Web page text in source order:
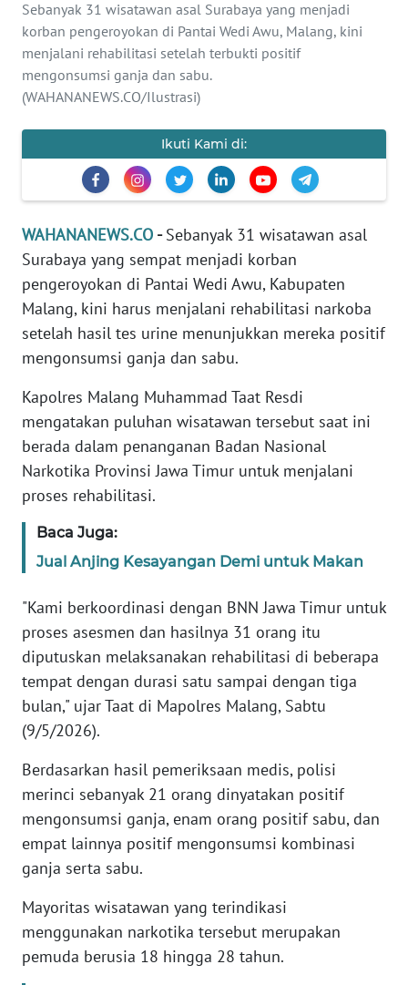
Sebanyak 31 wisatawan asal Surabaya yang menjadi
korban pengeroyokan di Pantai Wedi Awu, Malang, kini
menjalani rehabilitasi setelah terbukti positif
mengonsumsi ganja dan sabu.
(WAHANANEWS.CO/Ilustrasi)
Ikuti Kami di:
WAHANANEWS.CO -Sebanyak 31 wisatawan asal
Surabaya yang sempat menjadi korban
pengeroyokan di Pantai Wedi Awu, Kabupaten
Malang, kini harus menjalani rehabilitasi narkoba
setelah hasil tes urine menunjukkan mereka positif
mengonsumsi ganja dan sabu.
Kapolres Malang Muhammad Taat Resdi
mengatakan puluhan wisatawan tersebut saat ini
berada dalam penanganan Badan Nasional
Narkotika Provinsi Jawa Timur untuk menjalani
proses rehabilitasi.
Baca Juga:
Jual Anjing Kesayangan Demi untuk Makan
"Kami berkoordinasi dengan BNN Jawa Timur untuk
proses asesmen dan hasilnya 31 orang itu
diputuskan melaksanakan rehabilitasi di beberapa
tempat dengan durasi satu sampai dengan tiga
bulan," ujar Taat di Mapolres Malang, Sabtu
(9/5/2026).
Berdasarkan hasil pemeriksaan medis, polisi
merinci sebanyak 21 orang dinyatakan positif
mengonsumsi ganja, enam orang positif sabu, dan
empat lainnya positif mengonsumsi kombinasi
ganja serta sabu.
Mayoritas wisatawan yang terindikasi
menggunakan narkotika tersebut merupakan
pemuda berusia 18 hingga 28 tahun.
PENDIDIKAN
OLAHRAGA
OPINI
EDITORIAL
Informasi
INDEKS
BERITA
KONTAK
KAMI
IKLAN
TENTANG
KAMI
MEDIA
SIBER
REDAKSI
KARIR
DISCLAIMER
Wahana
News
Regional
WN
SUMUT
JAKARTA
WN